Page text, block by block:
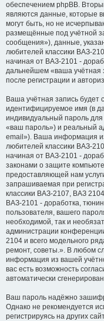
обеспечением phpBB.
являются данные, которые
могут быть, но не
размещённые под учётной
сообщения»), данные,
любителей классики ВАЗ-
начиная от ВАЗ-2101 -
дальнейшем «ваша учётная
после регистрации и
Ваша учётная запись будет
идентифицируемое имя (в
индивидуальный пароль
«ваш пароль») и реальный
email»). Ваша информация
любителей классики ВАЗ-
начиная от ВАЗ-2101 -
законами о защите
предоставляющей нам
запрашиваемая при
классики ВАЗ-2107, ВАЗ
ВАЗ-2101 - доработка,
пользователя, вашего
необходимой, так и
администрации
2104 и всего модельного
ремонт, советы.». В любом
информация из вашей
вас есть возможность
автоматически
Ваш пароль надёжно
Однако не рекомендуется
регистрируясь на других